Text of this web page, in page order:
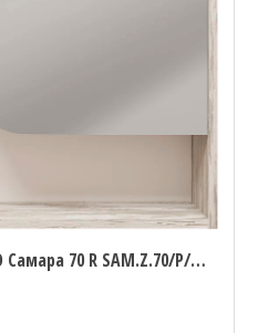
Зеркальный шкаф DIWO Самара 70 R SAM.Z.70/P/DS Дуб скандинавский